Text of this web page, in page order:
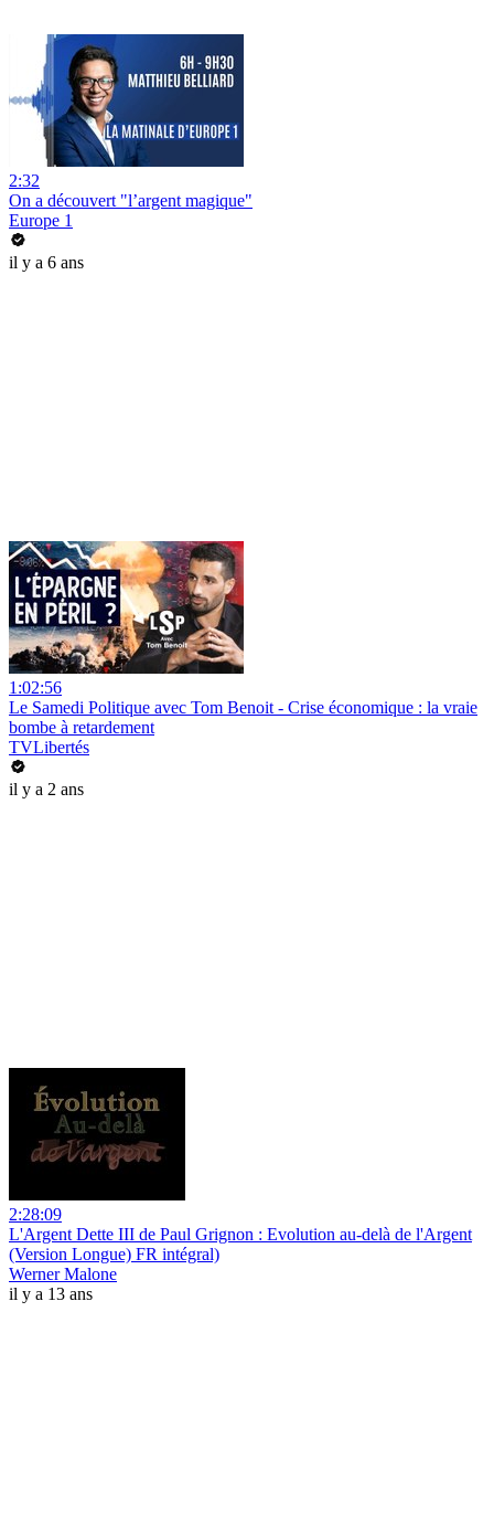
2:32
On a découvert "l’argent magique"
Europe 1
il y a 6 ans
1:02:56
Le Samedi Politique avec Tom Benoit - Crise économique : la vraie
bombe à retardement
TVLibertés
il y a 2 ans
2:28:09
L'Argent Dette III de Paul Grignon : Evolution au-delà de l'Argent
(Version Longue) FR intégral)
Werner Malone
il y a 13 ans